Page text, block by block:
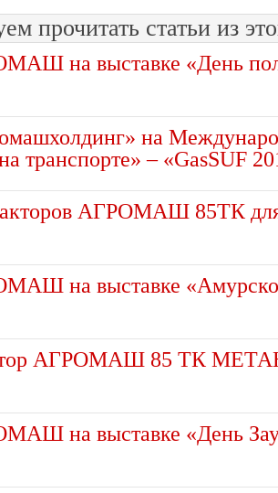
прочитать статьи из
на выставке «День
на
транспорте» – «GasSUF
АГРОМАШ 85ТК
на выставке
АГРОМАШ 85 ТК
на выставке «День